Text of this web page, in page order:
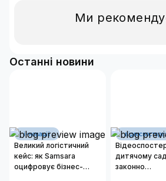
Ми
Останні новини
інновації
Великий логістичний
кейс: як Samsara
оцифровує бізнес-
дитячому
законно